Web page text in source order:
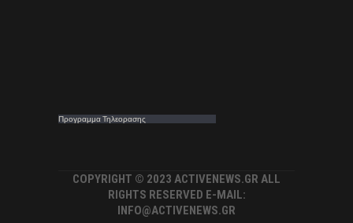
Προγραμμα Τηλεορασης
COPYRIGHT © 2023 ACTIVENEWS.GR ALL
RIGHTS RESERVED E-MAIL:
INFO@ACTIVENEWS.GR